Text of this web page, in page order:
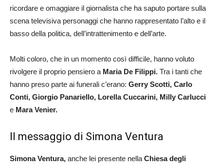
ricordare e omaggiare il giornalista che ha saputo portare sulla
scena televisiva personaggi che hanno rappresentato l’alto e il
basso della politica, dell’intrattenimento e dell’arte.
Molti coloro, che in un momento così difficile, hanno voluto
rivolgere il proprio pensiero a Maria De Filippi. Tra i tanti che
hanno preso parte ai funerali c’erano: Gerry Scotti, Carlo
Conti, Giorgio Panariello, Lorella Cuccarini, Milly Carlucci
e Mara Venier.
Il messaggio di Simona Ventura
Simona Ventura, anche lei presente nella Chiesa degli